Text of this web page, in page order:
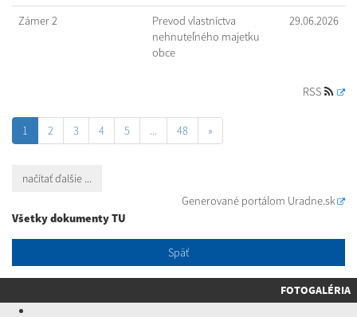
Zámer 2
Prevod vlastníctva
nehnuteľného majetku
obce
29.06.2026
RSS
1 2 3 4 5 ... 48 »
načítať ďalšie ...
Generované portálom Uradne.sk
Všetky dokumenty TU
Späť
FOTOGALÉRIA